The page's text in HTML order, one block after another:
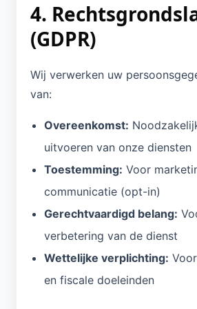
4.
(GDPR)
Wij verwerken uw
van:
Overeenkomst:
uitvoeren van onze diensten
Toestemming: Voor
communicatie (opt-in)
Gerechtvaardigd belang:
verbetering van de dienst
Wettelijke verplichting:
en fiscale doeleinden